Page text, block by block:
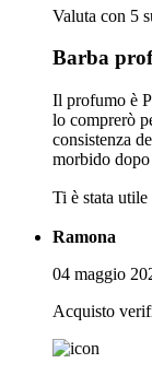
Valuta con 5
Barba
Il profumo è
lo comprerò
consistenza
morbido
Ti è stata utile
Ramona
04 maggio
Acquisto